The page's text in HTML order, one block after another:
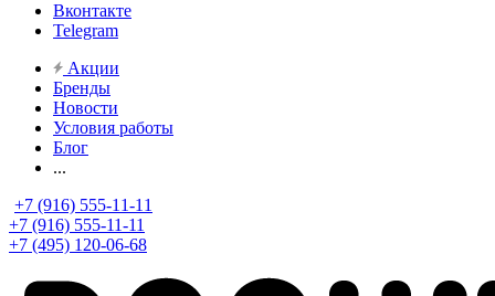
Вконтакте
Telegram
Акции
Бренды
Новости
Условия работы
Блог
...
+7 (916) 555-11-11
+7 (916) 555-11-11
+7 (495) 120-06-68